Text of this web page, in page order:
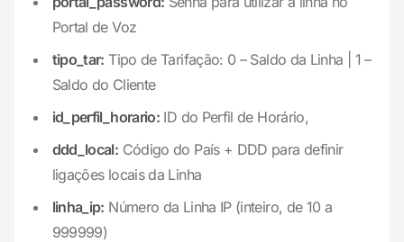
Portal de Voz
tipo_tar: Tipo de Tarifação: 0 – Saldo da Linha | 1 –
Saldo do Cliente
id_perfil_horario: ID do Perfil de Horário,
ddd_local: Código do País + DDD para definir
ligações locais da Linha
linha_ip: Número da Linha IP (inteiro, de 10 a
999999)